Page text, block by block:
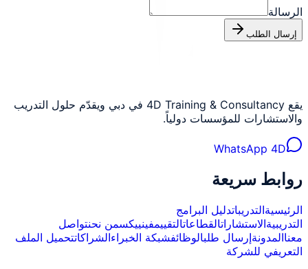
الرسالة
إرسال الطلب
يقع 4D Training & Consultancy في دبي ويقدّم حلول التدريب
والاستشارات للمؤسسات دولياً.
WhatsApp 4D
روابط سريعة
الرئيسيةالتدريباتدليل البرامج
التدريبيةالاستشاراتالقطاعاتالتقييمفينييكسمن نحنتواصل
معناالمدونةإرسال طلبالوظائفشبكة الخبراءالشراكاتتحميل الملف
التعريفي للشركة